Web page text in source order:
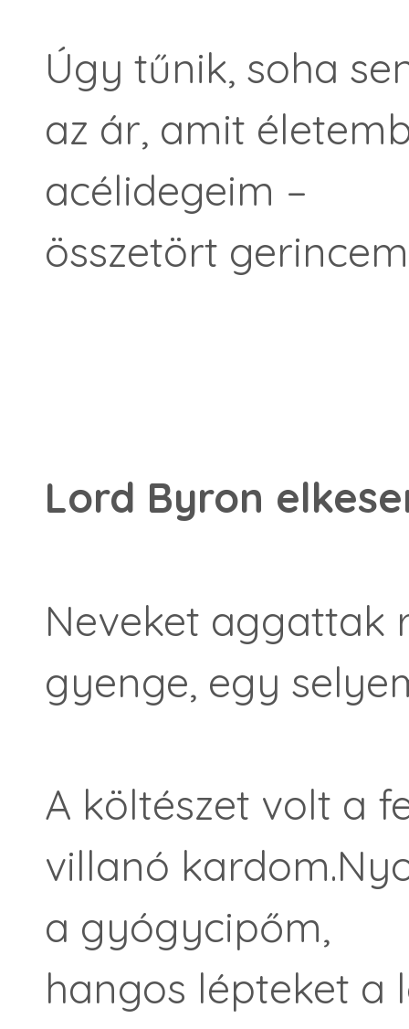
Úgy tűnik, soha
az ár, amit
acélidegeim –
összetört
Lord Byron
Neveket aggattak
gyenge, egy
A költészet volt a
villanó
a gyógycipőm,
hangos lépteket a